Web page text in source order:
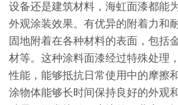
设备还是建筑材料，海虹面漆都能
外观涂装效果。有优异的附着力和
固地附着在各种材料的表面，包括
材等。这种涂料面漆经过特殊处理
性能，能够抵抗日常使用中的摩擦
涂物体能够长时间保持良好的外观